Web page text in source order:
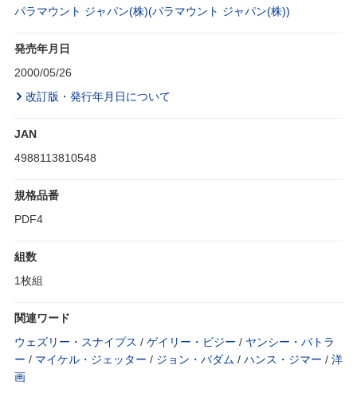
パラマウント ジャパン(株)(パラマウント ジャパン(株))
発売年月日
2000/05/26
改訂版・発行年月日について
JAN
4988113810548
規格品番
PDF4
組数
1枚組
関連ワード
ウェズリー・スナイプス / ゲイリー・ビジー / ヤンシー・バトラ
ー / マイケル・ジェッター / ジョン・バダム / ハンス・ジマー / 洋
画